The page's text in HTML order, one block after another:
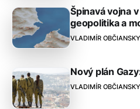
Špinavá vojna
geopolitika a
VLADIMÍR OBČIANSKY
Nový plán
VLADIMÍR OBČIANSKY